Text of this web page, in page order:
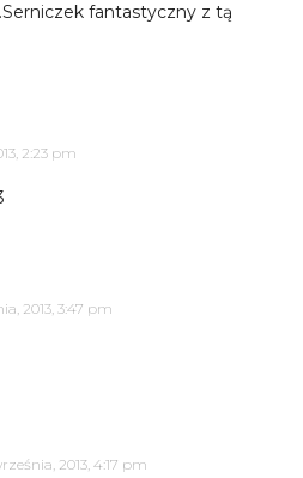
fantastyczny z tą
2:23 pm
2013, 3:47 pm
2013, 4:17 pm